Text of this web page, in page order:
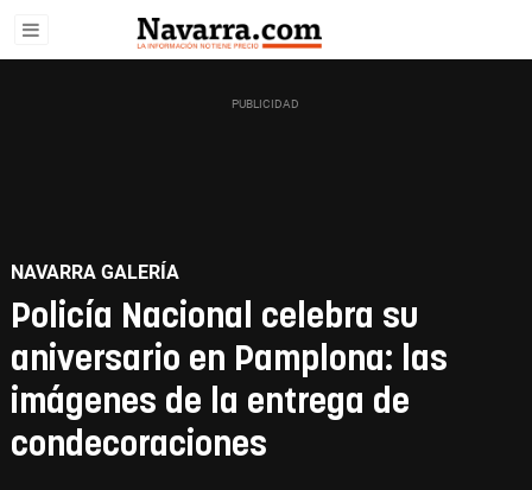
NAVARRA GALERÍA
Policía Nacional celebra su
aniversario en Pamplona: las
imágenes de la entrega de
condecoraciones